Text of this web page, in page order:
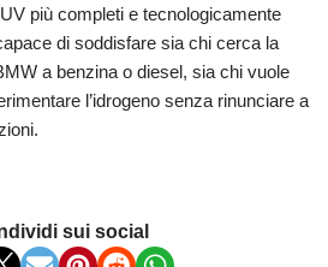
più completi e tecnologicamente
di soddisfare sia chi cerca la
a benzina o diesel, sia chi vuole
l’idrogeno senza rinunciare a
sui social